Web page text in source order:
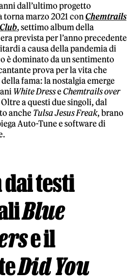
dall’ultimo progetto
torna marzo 2021 conChemtrails
, settimo album della
prevista per l’anno precedente
a causa della pandemia di
è dominato da un sentimento
prova per la vita che
fama: la nostalgia emerge
White Dresse Chemtrails over
Oltre a questi due singoli, dal
anche Tulsa Jesus Freak, brano
Auto-Tune e software di
dai testi
Blue
e il
Did You